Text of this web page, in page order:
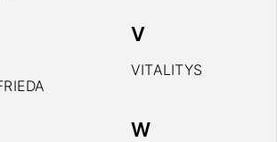
V
VITALITYS
W